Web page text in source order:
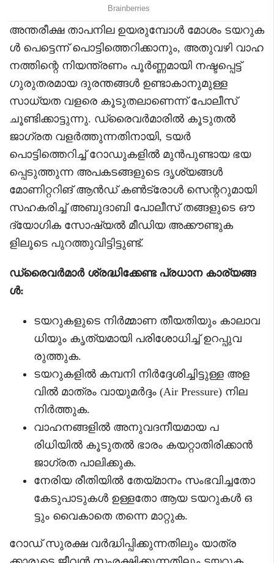
അന്തരീക്ഷ താപനില ഉയരുമ്പോൾ മോശം ടയറുക
ൾ പെട്ടെന്ന് പൊട്ടിത്തെറിക്കാനും, അതുവഴി വാഹ
നത്തിന്റെ നിയന്ത്രണം പൂർണ്ണമായി നഷ്ടപ്പെട്ട്
ഗുരുതരമായ ദുരന്തങ്ങൾ ഉണ്ടാകാനുമുള്ള
സാധ്യത വളരെ കൂടുതലാണെന്ന് പോലീസ്
ചൂണ്ടിക്കാട്ടുന്നു. ഡ്രൈവർമാരിൽ കൂടുതൽ
ജാഗ്രത വളർത്തുന്നതിനായി, ടയർ
പൊട്ടിത്തെറിച്ച് റോഡുകളിൽ മുൻപുണ്ടായ ഭയ
പ്പെടുത്തുന്ന അപകടങ്ങളുടെ ദൃശ്യങ്ങൾ
മോണിറ്ററിങ് ആൻഡ് കൺട്രോൾ സെന്ററുമായി
സഹകരിച്ച് അബുദാബി പോലീസ് തങ്ങളുടെ ഔ
ദ്യോഗിക സോഷ്യൽ മീഡിയ അക്കൗണ്ടുക
ളിലൂടെ പുറത്തുവിട്ടിട്ടുണ്ട്.
ഡ്രൈവർമാർ ശ്രദ്ധിക്കേണ്ട പ്രധാന കാര്യങ്ങ
ൾ:
ടയറുകളുടെ നിർമ്മാണ തീയതിയും കാലാവ
ധിയും കൃത്യമായി പരിശോധിച്ച് ഉറപ്പുവ
രുത്തുക.
ടയറുകളിൽ കമ്പനി നിർദ്ദേശിച്ചിട്ടുള്ള അള
വിൽ മാത്രം വായുമർദ്ദം (Air Pressure) നില
നിർത്തുക.
വാഹനങ്ങളിൽ അനുവദനീയമായ പ
രിധിയിൽ കൂടുതൽ ഭാരം കയറ്റാതിരിക്കാൻ
ജാഗ്രത പാലിക്കുക.
നേരിയ രീതിയിൽ തേയ്മാനം സംഭവിച്ചതോ
കേടുപാടുകൾ ഉള്ളതോ ആയ ടയറുകൾ ഒ
ട്ടും വൈകാതെ തന്നെ മാറ്റുക.
റോഡ് സുരക്ഷ വർദ്ധിപ്പിക്കുന്നതിലും യാത്ര